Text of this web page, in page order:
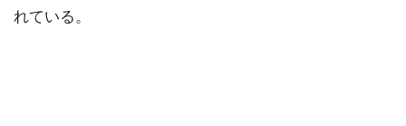
れている。